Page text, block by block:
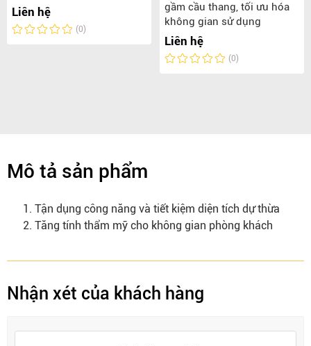
Liên hệ
(0)
gầm cầu thang, tối ưu hóa
không gian sử dụng
Liên hệ
(0)
Mô tả sản phẩm
Tận dụng công năng và tiết kiệm diện tích dự thừa
Tăng tính thẩm mỹ cho không gian phòng khách
Nhận xét của khách hàng